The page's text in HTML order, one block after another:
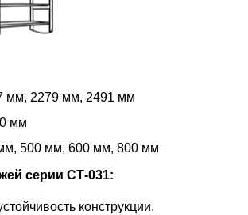
мм, 2279 мм, 2491 мм
мм
500 мм, 600 мм, 800 мм
серии СТ-031:
конструкции.